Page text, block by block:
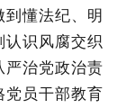
懂法纪、明
识风腐交织
严治党政治责
员干部教育